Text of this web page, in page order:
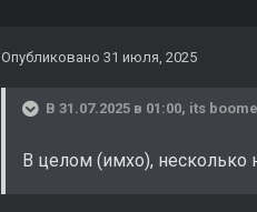
Опубликовано 31 июля, 2025
В 31.07.2025 в 01:00, its
В целом (имхо), несколько